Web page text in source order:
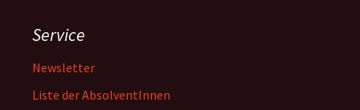
Service
Newsletter
Liste der AbsolventInnen